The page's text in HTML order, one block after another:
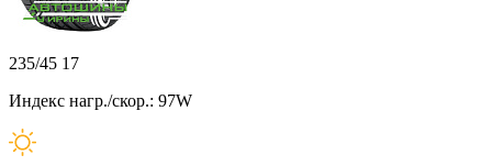
235/45 17
Индекс нагр./скор.: 97W